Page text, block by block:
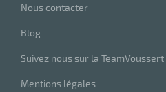
Nous contacter
Blog
Suivez nous sur la TeamVoussert
Mentions légales